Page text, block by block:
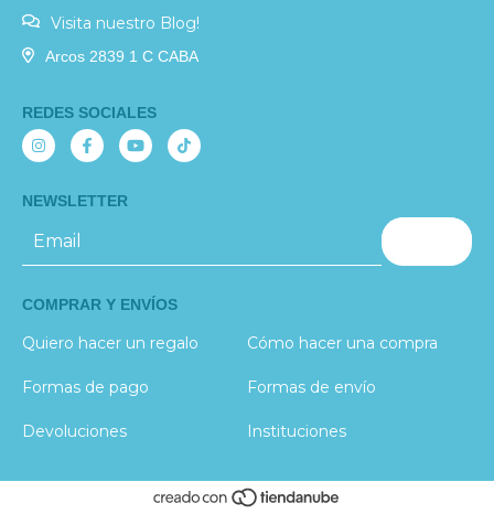
Visita nuestro Blog!
Arcos 2839 1 C CABA
REDES SOCIALES
NEWSLETTER
COMPRAR Y ENVÍOS
Quiero hacer un regalo Cómo hacer una compra
Formas de pago Formas de envío
Devoluciones Instituciones